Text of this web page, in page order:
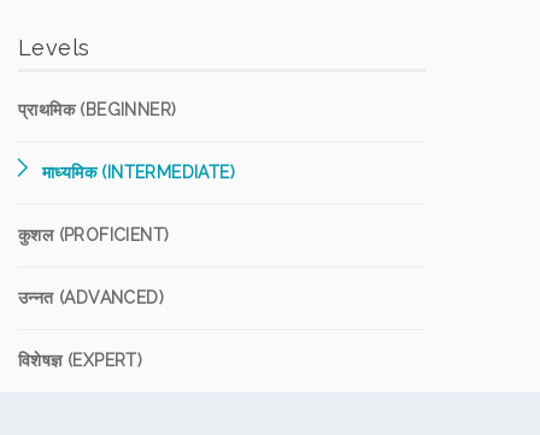
Levels
प्राथमिक (BEGINNER)
माध्यमिक (INTERMEDIATE)
कुशल (PROFICIENT)
उन्नत (ADVANCED)
विशेषज्ञ (EXPERT)